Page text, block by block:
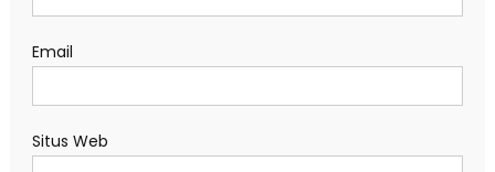
Email
Situs Web